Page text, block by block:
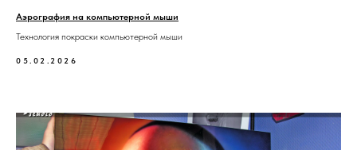
Аэрография на компьютерной мыши
Технология покраски компьютерной мыши
05.02.2026